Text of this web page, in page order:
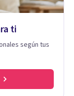
ti
según tus